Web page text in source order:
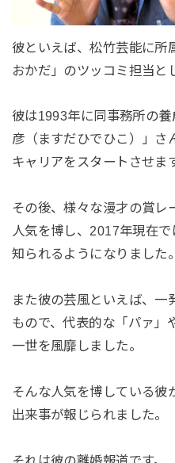
彼といえば、松竹芸能に所
おかだ」のツッコミ担当と
彼は1993年に同事務所の
彦（ますだひでひこ）」さ
キャリアをスタートさせま
その後、様々な漫才の賞レ
人気を博し、2017年現在
知られるようになりました。
また彼の芸風といえば、一
もので、代表的な「パァ」
一世を風靡しました。
そんな人気を博している彼
出来事が報じられました。